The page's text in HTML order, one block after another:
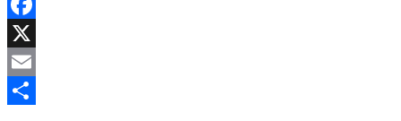
Facebook
X
Email